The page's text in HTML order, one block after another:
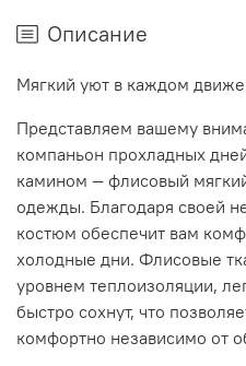
Описание
Мягкий уют в каждом
Представляем вашему
компаньон прохладных
камином — флисовый
одежды. Благодаря своей
костюм обеспечит вам
холодные дни. Флисовые
уровнем теплоизоляции,
быстро сохнут, что
комфортно независимо от